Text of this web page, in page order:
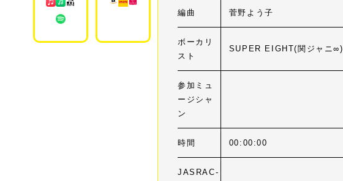
編曲 菅野よう子
ボーカリ
スト
SUPER EIGHT(関ジャニ∞)
参加ミュ
ージシャ
ン
時間 00:00:00
JASRAC-